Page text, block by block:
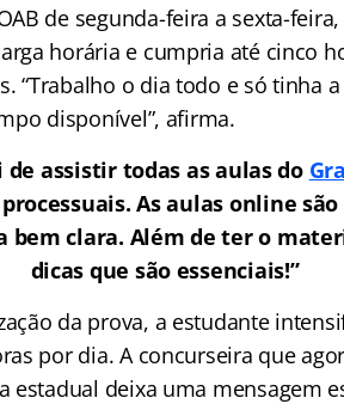
de segunda-feira a sexta-
horária e cumpria até cinco
“Trabalho o dia todo e só tinha
disponível”, afirma.
assistir todas as aulas do
As aulas online
clara. Além de ter o
dicas que são essenciais!”
da prova, a estudante
por dia. A concurseira que
estadual deixa uma mensagem